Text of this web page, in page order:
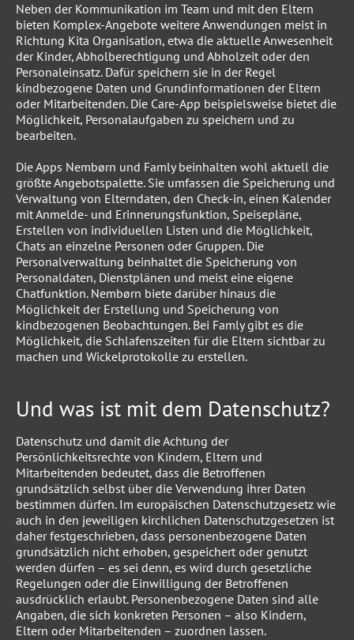
Neben der Kommunikation im Team und mit den Eltern
bieten Komplex-Angebote weitere Anwendungen meist in
Richtung Kita Organisation, etwa die aktuelle Anwesenheit
der Kinder, Abholberechtigung und Abholzeit oder den
Personaleinsatz. Dafür speichern sie in der Regel
kindbezogene Daten und Grundinformationen der Eltern
oder Mitarbeitenden. Die Care-App beispielsweise bietet die
Möglichkeit, Personalaufgaben zu speichern und zu
bearbeiten.
Die Apps Nembørn und Famly beinhalten wohl aktuell die
größte Angebotspalette. Sie umfassen die Speicherung und
Verwaltung von Elterndaten, den Check-in, einen Kalender
mit Anmelde- und Erinnerungsfunktion, Speisepläne,
Erstellen von individuellen Listen und die Möglichkeit,
Chats an einzelne Personen oder Gruppen. Die
Personalverwaltung beinhaltet die Speicherung von
Personaldaten, Dienstplänen und meist eine eigene
Chatfunktion. Nembørn biete darüber hinaus die
Möglichkeit der Erstellung und Speicherung von
kindbezogenen Beobachtungen. Bei Famly gibt es die
Möglichkeit, die Schlafenszeiten für die Eltern sichtbar zu
machen und Wickelprotokolle zu erstellen.
Und was ist mit dem Datenschutz?
Datenschutz und damit die Achtung der
Persönlichkeitsrechte von Kindern, Eltern und
Mitarbeitenden bedeutet, dass die Betroffenen
grundsätzlich selbst über die Verwendung ihrer Daten
bestimmen dürfen. Im europäischen Datenschutzgesetz wie
auch in den jeweiligen kirchlichen Datenschutzgesetzen ist
daher festgeschrieben, dass personenbezogene Daten
grundsätzlich nicht erhoben, gespeichert oder genutzt
werden dürfen – es sei denn, es wird durch gesetzliche
Regelungen oder die Einwilligung der Betroffenen
ausdrücklich erlaubt. Personenbezogene Daten sind alle
Angaben, die sich konkreten Personen – also Kindern,
Eltern oder Mitarbeitenden – zuordnen lassen.